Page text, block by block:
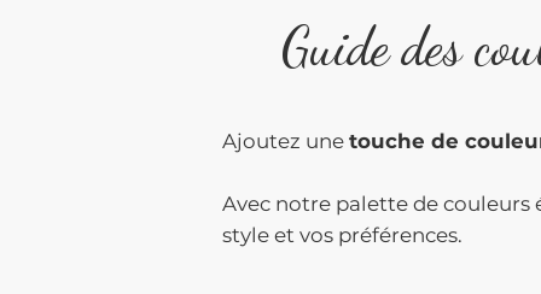
Guide des
Ajoutez unetouche de
Avec notre palette de couleurs
style et vos préférences.